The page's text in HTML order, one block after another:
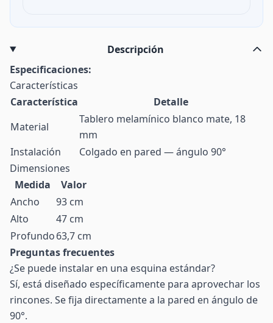
Descripción
Especificaciones:
Características
Característica
Detalle
Material
Tablero melamínico blanco mate, 18
mm
Instalación
Colgado en pared — ángulo 90°
Dimensiones
Medida
Valor
Ancho
93 cm
Alto
47 cm
Profundo63,7 cm
Preguntas frecuentes
¿Se puede instalar en una esquina estándar?
Sí, está diseñado específicamente para aprovechar los
rincones. Se fija directamente a la pared en ángulo de
90°.